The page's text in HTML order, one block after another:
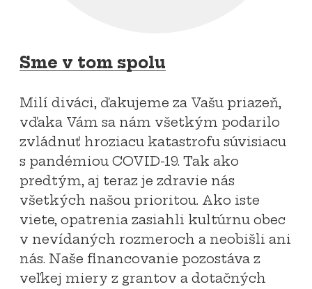
Sme v tom spolu
Milí diváci, ďakujeme za Vašu priazeň,
vďaka Vám sa nám všetkým podarilo
zvládnuť hroziacu katastrofu súvisiacu
s pandémiou COVID-19. Tak ako
predtým, aj teraz je zdravie nás
všetkých našou prioritou. Ako iste
viete, opatrenia zasiahli kultúrnu obec
v nevídaných rozmeroch a neobišli ani
nás. Naše financovanie pozostáva z
veľkej miery z grantov a dotačných